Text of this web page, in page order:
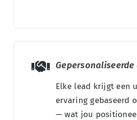
Elke lead krijgt een
ervaring gebaseerd
— wat jou